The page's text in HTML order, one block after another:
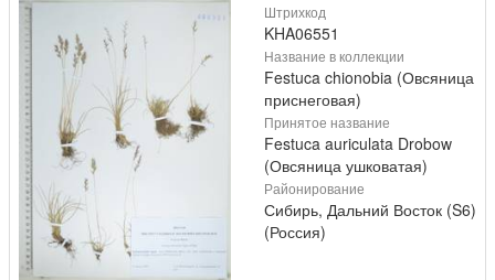
Штрихкод
KHA06551
Название в коллекции
Festuca chionobia (Овсяница
приснеговая)
Принятое название
Festuca auriculata Drobow
(Овсяница ушковатая)
Районирование
Сибирь, Дальний Восток (S6)
(Россия)